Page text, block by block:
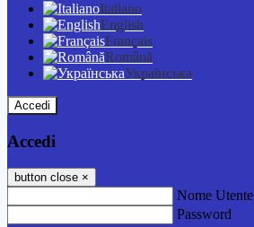
Italiano
English
Français
Română
Українська
Accedi
Accedi
button close ×
Nome Utente
Password